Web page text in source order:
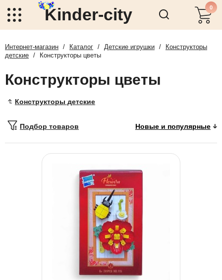
Kinder-city 0
Интернет-магазин / Каталог / Детские игрушки /
Конструкторы
детские / Конструкторы цветы
Конструкторы цветы
Конструкторы детские
Подбор товаров